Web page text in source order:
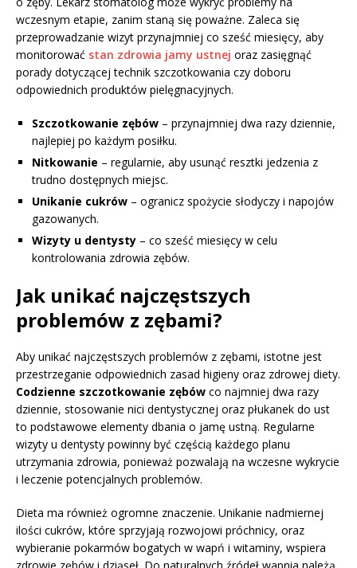
wczesnym etapie, zanim staną się poważne. Zaleca się
przeprowadzanie wizyt przynajmniej co sześć miesięcy, aby
monitorować stan zdrowia jamy ustnej oraz zasięgnąć
porady dotyczącej technik szczotkowania czy doboru
odpowiednich produktów pielęgnacyjnych.
Szczotkowanie zębów – przynajmniej dwa razy dziennie,
najlepiej po każdym posiłku.
Nitkowanie – regularnie, aby usunąć resztki jedzenia z
trudno dostępnych miejsc.
Unikanie cukrów – ogranicz spożycie słodyczy i napojów
gazowanych.
Wizyty u dentysty – co sześć miesięcy w celu
kontrolowania zdrowia zębów.
Jak unikać najczęstszych
problemów z zębami?
Aby unikać najczęstszych problemów z zębami, istotne jest
przestrzeganie odpowiednich zasad higieny oraz zdrowej diety.
Codzienne szczotkowanie zębów co najmniej dwa razy
dziennie, stosowanie nici dentystycznej oraz płukanek do ust
to podstawowe elementy dbania o jamę ustną. Regularne
wizyty u dentysty powinny być częścią każdego planu
utrzymania zdrowia, ponieważ pozwalają na wczesne wykrycie
i leczenie potencjalnych problemów.
Dieta ma również ogromne znaczenie. Unikanie nadmiernej
ilości cukrów, które sprzyjają rozwojowi próchnicy, oraz
wybieranie pokarmów bogatych w wapń i witaminy, wspiera